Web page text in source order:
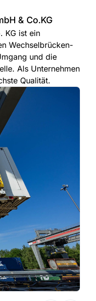
& Co.KG
KG ist ein
Wechselbrücken-
und die
Als Unternehmen
Qualität.